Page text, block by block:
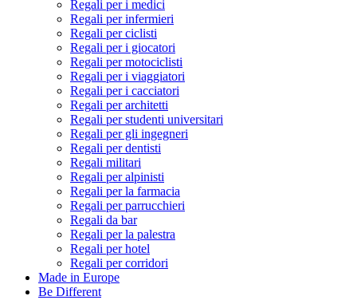
Regali per i medici
Regali per infermieri
Regali per ciclisti
Regali per i giocatori
Regali per motociclisti
Regali per i viaggiatori
Regali per i cacciatori
Regali per architetti
Regali per studenti universitari
Regali per gli ingegneri
Regali per dentisti
Regali militari
Regali per alpinisti
Regali per la farmacia
Regali per parrucchieri
Regali da bar
Regali per la palestra
Regali per hotel
Regali per corridori
Made in Europe
Be Different